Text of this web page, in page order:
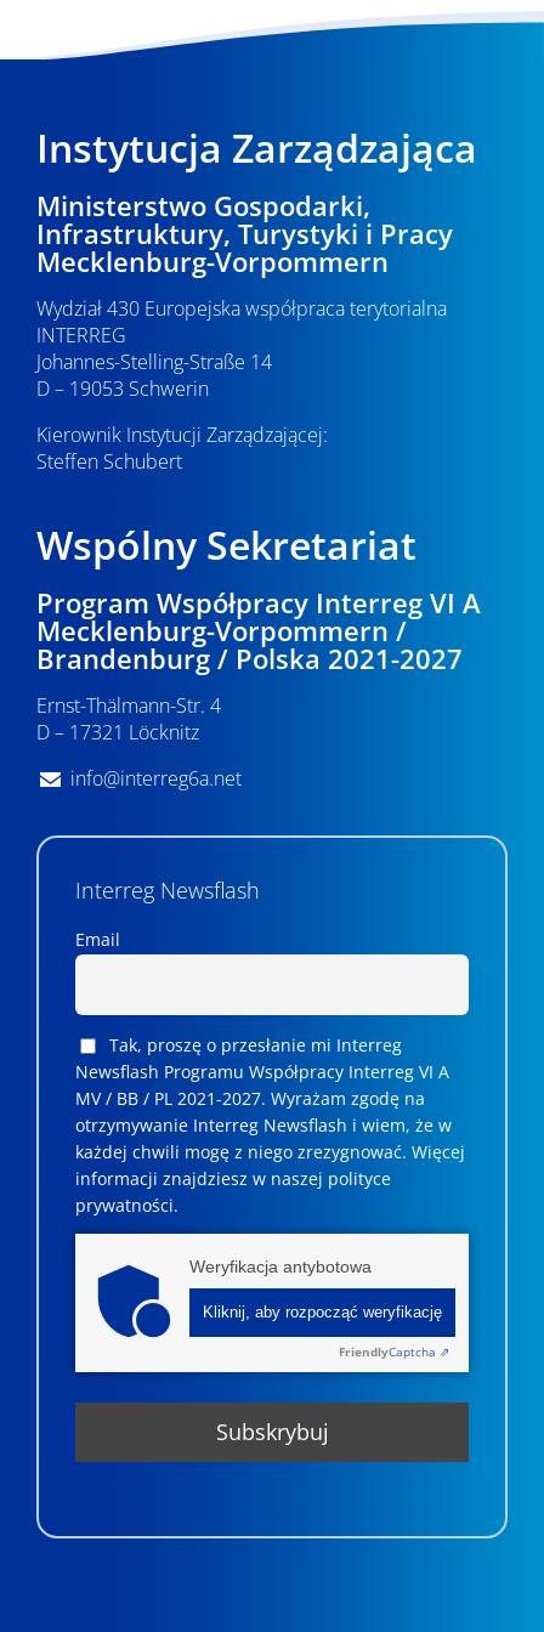
u
k
i
a
d
o
h
Instytucja Zarządzająca
Ministerstwo Gospodarki,
Infrastruktury, Turystyki i Pracy
Mecklenburg-Vorpommern
Wydział 430 Europejska współpraca terytorialna
INTERREG
Johannes-Stelling-Straße 14
D – 19053 Schwerin
Kierownik Instytucji Zarządzającej:
Steffen Schubert
Wspólny Sekretariat
Program Współpracy Interreg VI A
Mecklenburg-Vorpommern /
Brandenburg / Polska 2021-2027
Ernst-Thälmann-Str. 4
D – 17321 Löcknitz
info@interreg6a.net
Interreg Newsflash
Email
Tak, proszę o przesłanie mi Interreg
Newsflash Programu Współpracy Interreg VI A
MV / BB / PL 2021-2027. Wyrażam zgodę na
otrzymywanie Interreg Newsflash i wiem, że w
każdej chwili mogę z niego zrezygnować. ­­Więcej
informacji znajdziesz w naszej polityce
prywatności.
Weryfikacja antybotowa
Kliknij, aby rozpocząć weryfikację
FriendlyCaptcha ⇗